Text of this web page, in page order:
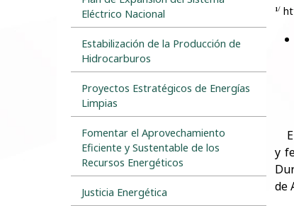
Eléctrico Nacional
Estabilización de la Producción de
Hidrocarburos
Proyectos Estratégicos de Energías
Limpias
Fomentar el Aprovechamiento
Eficiente y Sustentable de los
Recursos Energéticos
Justicia Energética
1/
y
de